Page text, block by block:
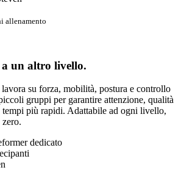
allenamento
un altro livello.
su forza, mobilità, postura e controllo
gruppi per garantire attenzione, qualità
tempi più rapidi. Adattabile ad ogni livello,
zero.
dedicato